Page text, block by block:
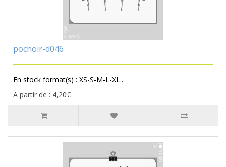
pochoir-d046
En stock format(s) : XS-S-M-L-XL...
A partir de : 4,20€